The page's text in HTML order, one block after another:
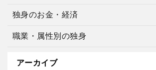
独身のお金・経済
職業・属性別の独身
アーカイブ